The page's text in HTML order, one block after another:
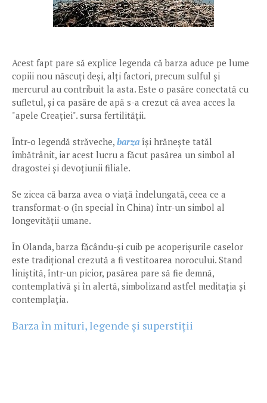
Acest fapt pare să explice legenda că barza aduce pe lume
copiii nou născuți deși, alți factori, precum sulful și
mercurul au contribuit la asta. Este o pasăre conectată cu
sufletul, și ca pasăre de apă s-a crezut că avea acces la
"apele Creației". sursa fertilității.
Într-o legendă străveche, barza își hrănește tatăl
îmbătrânit, iar acest lucru a făcut pasărea un simbol al
dragostei și devoțiunii filiale.
Se zicea că barza avea o viață îndelungată, ceea ce a
transformat-o (în special în China) într-un simbol al
longevității umane.
În Olanda, barza făcându-și cuib pe acoperișurile caselor
este tradițional crezută a fi vestitoarea norocului. Stand
liniștită, într-un picior, pasărea pare să fie demnă,
contemplativă și în alertă, simbolizand astfel meditația și
contemplația.
Barza în mituri, legende și superstiții